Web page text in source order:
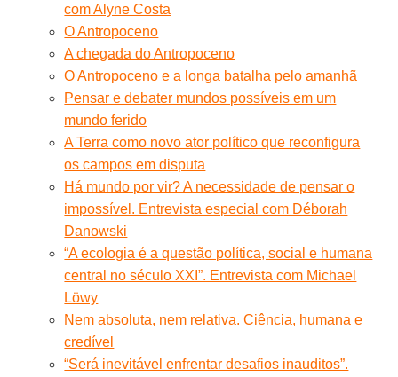
com Alyne Costa
O Antropoceno
A chegada do Antropoceno
O Antropoceno e a longa batalha pelo amanhã
Pensar e debater mundos possíveis em um
mundo ferido
A Terra como novo ator político que reconfigura
os campos em disputa
Há mundo por vir? A necessidade de pensar o
impossível. Entrevista especial com Déborah
Danowski
“A ecologia é a questão política, social e humana
central no século XXI”. Entrevista com Michael
Löwy
Nem absoluta, nem relativa. Ciência, humana e
credível
“Será inevitável enfrentar desafios inauditos”.